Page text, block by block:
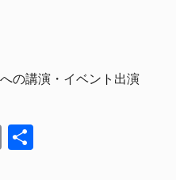
の講演・イベント出演
Copy